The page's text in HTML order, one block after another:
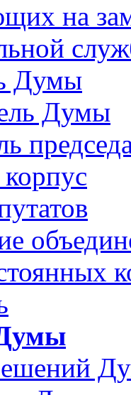
на
Думы
Думы